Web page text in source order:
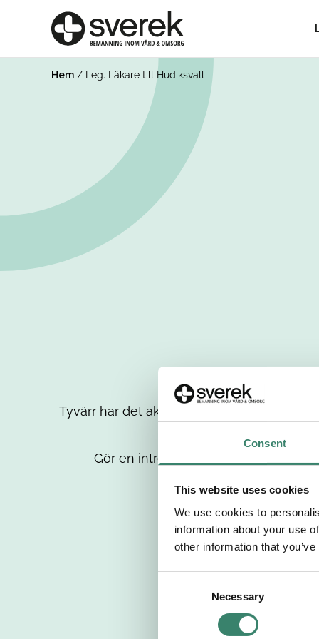
Consent
This website uses cookies
We use cookies to
information about your use
other information that
Necessary
Hem / Leg. Läkare till Hudiksvall
Tyvärr har det aktuella jobbet tagits bort
Gör en intresseanmälan så